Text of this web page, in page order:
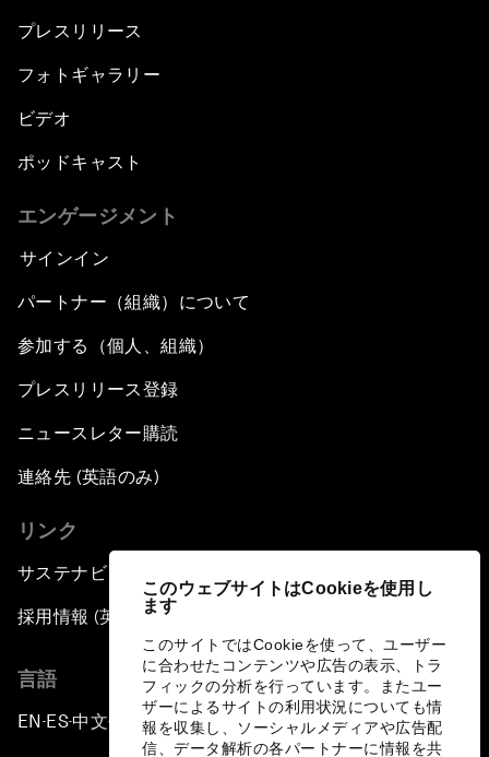
このウェブサイトはCookieを使用し
ます
このサイトではCookieを使って、ユーザー
に合わせたコンテンツや広告の表示、トラ
フィックの分析を行っています。またユー
ザーによるサイトの利用状況についても情
報を収集し、ソーシャルメディアや広告配
信、データ解析の各パートナーに情報を共
プレスリリース
フォトギャラリー
ビデオ
ポッドキャスト
エンゲージメント
サインイン
パートナー（組織）について
参加する（個人、組織）
プレスリリース登録
ニュースレター購読
連絡先 (英語のみ)
リンク
サステナビリティへの取り組み
採用情報 (英語のみ)
言語
EN ▪ ES▪中文▪ 日本語